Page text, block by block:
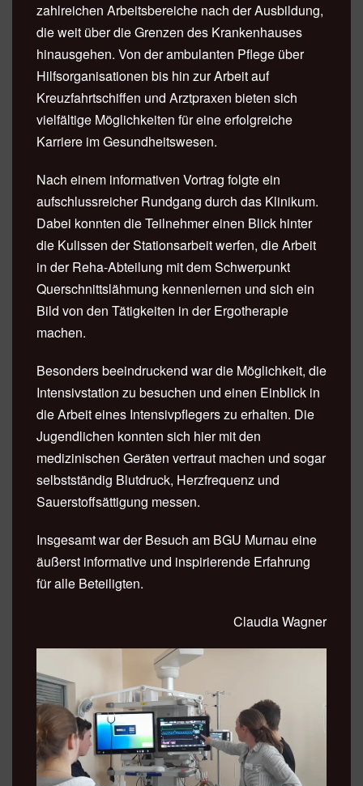
zahlreichen Arbeitsbereiche nach der Ausbildung,
die weit über die Grenzen des Krankenhauses
hinausgehen. Von der ambulanten Pflege über
Hilfsorganisationen bis hin zur Arbeit auf
Kreuzfahrtschiffen und Arztpraxen bieten sich
vielfältige Möglichkeiten für eine erfolgreiche
Karriere im Gesundheitswesen.
Nach einem informativen Vortrag folgte ein
aufschlussreicher Rundgang durch das Klinikum.
Dabei konnten die Teilnehmer einen Blick hinter
die Kulissen der Stationsarbeit werfen, die Arbeit
in der Reha-Abteilung mit dem Schwerpunkt
Querschnittslähmung kennenlernen und sich ein
Bild von den Tätigkeiten in der Ergotherapie
machen.
Besonders beeindruckend war die Möglichkeit, die
Intensivstation zu besuchen und einen Einblick in
die Arbeit eines Intensivpflegers zu erhalten. Die
Jugendlichen konnten sich hier mit den
medizinischen Geräten vertraut machen und sogar
selbstständig Blutdruck, Herzfrequenz und
Sauerstoffsättigung messen.
Insgesamt war der Besuch am BGU Murnau eine
äußerst informative und inspirierende Erfahrung
für alle Beteiligten.
Claudia Wagner